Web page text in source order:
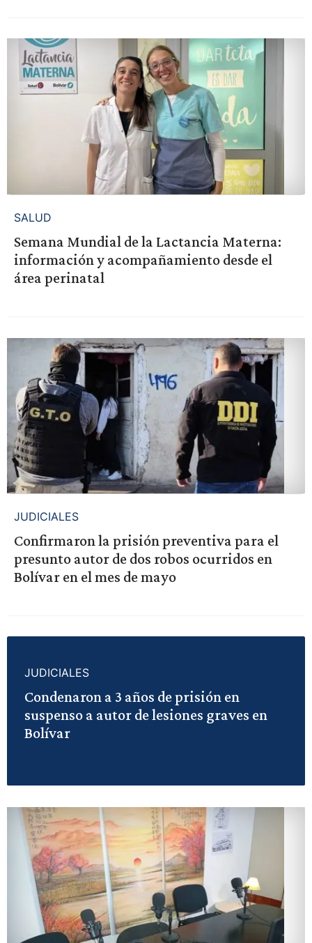
SALUD
Semana Mundial de la Lactancia Materna:
información y acompañamiento desde el
área perinatal
JUDICIALES
Confirmaron la prisión preventiva para el
presunto autor de dos robos ocurridos en
Bolívar en el mes de mayo
JUDICIALES
Condenaron a 3 años de prisión en
suspenso a autor de lesiones graves en
Bolívar